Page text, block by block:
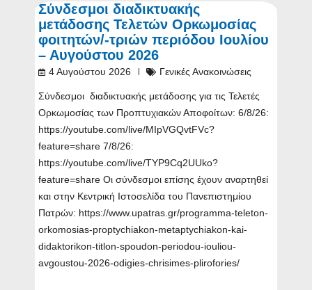
Σύνδεσμοι διαδικτυακής
μετάδοσης Τελετών Ορκωμοσίας
φοιτητών/-τριών περιόδου Ιουλίου
– Αυγούστου 2026
4 Αυγούστου 2026 Γενικές Ανακοινώσεις
Σύνδεσμοι διαδικτυακής μετάδοσης για τις Τελετές
Ορκωμοσίας των Προπτυχιακών Αποφοίτων: 6/8/26:
https://youtube.com/live/MIpVGQvtFVc?
feature=share 7/8/26:
https://youtube.com/live/TYP9Cq2UUko?
feature=share Οι σύνδεσμοι επίσης έχουν αναρτηθεί
και στην Κεντρική Ιστοσελίδα του Πανεπιστημίου
Πατρών: https://www.upatras.gr/programma-teleton-
orkomosias-proptychiakon-metaptychiakon-kai-
didaktorikon-titlon-spoudon-periodou-iouliou-
avgoustou-2026-odigies-chrisimes-plirofories/